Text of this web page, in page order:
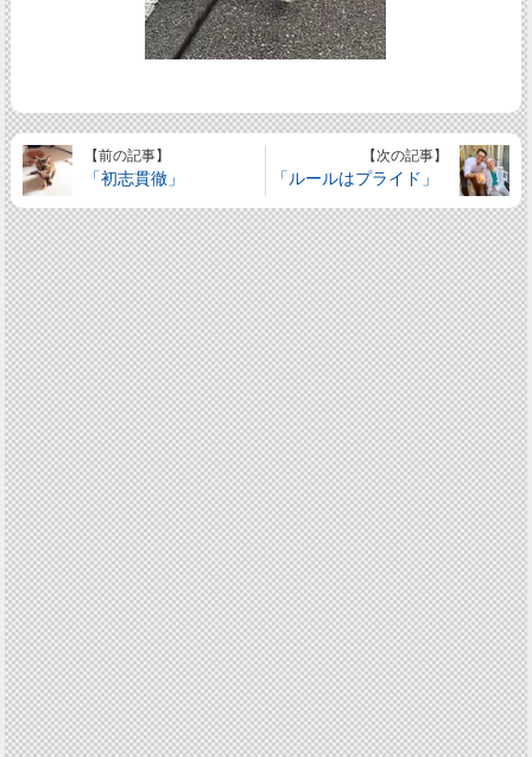
【前の記事】
「初志貫徹」
【次の記事】
「ルールはプライド」